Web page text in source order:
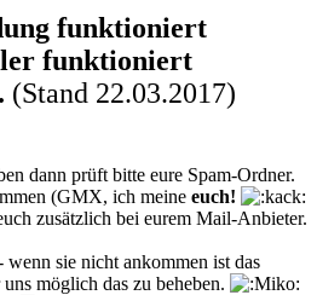
funktioniert
funktioniert
(Stand 22.03.2017)
dann prüft bitte eure Spam-Ordner.
(GMX, ich meine euch!
zusätzlich bei eurem Mail-Anbieter.
sie nicht ankommen ist das
möglich das zu beheben.